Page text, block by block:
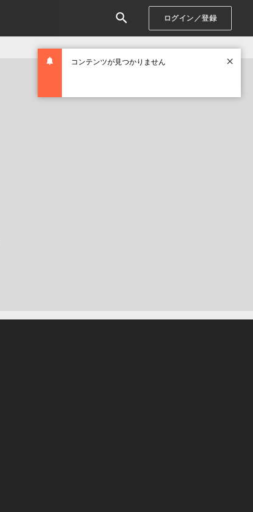
ログイン／登録
コンテンツが見つかりません